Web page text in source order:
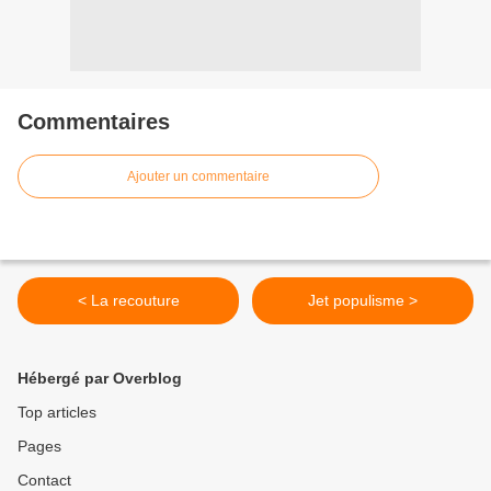
Commentaires
Ajouter un commentaire
< La recouture Jet populisme >
Hébergé par Overblog
Top articles
Pages
Contact